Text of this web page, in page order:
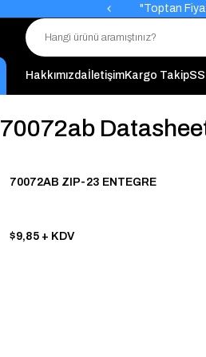
"Toptan
HakkımızdaİletişimKargo Takip
70072ab
70072AB ZIP-23 ENTEGRE
$9,85 + KDV